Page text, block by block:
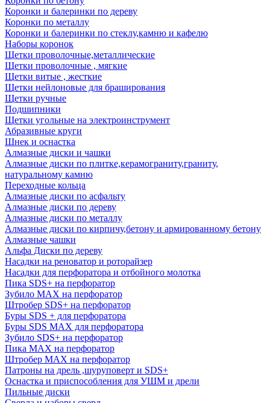
Коронки и балеринки по дереву
Коронки по металлу
Коронки и балеринки по стеклу,камню и кафелю
Наборы коронок
Щетки проволочные,металлические
Щетки проволочные , мягкие
Щетки витые , жесткие
Щетки нейлоновые для браширования
Щетки ручные
Подшипники
Щетки угольные на электроинструмент
Абразивные круги
Шнек и оснастка
Алмазные диски и чашки
Алмазные диски по плитке,керамограниту,граниту,
натуральному камню
Переходные кольца
Алмазные диски по асфальту
Алмазные диски по дереву
Алмазные диски по металлу
Алмазные диски по кирпичу,бетону и армированному бетону
Алмазные чашки
Альфа Диски по дереву
Насадки на реноватор и роторайзер
Насадки для перфоратора и отбойного молотка
Пика SDS+ на перфоратор
Зубило MAX на перфоратор
Штробер SDS+ на перфоратор
Буры SDS + для перфоратора
Буры SDS MAX для перфоратора
Зубило SDS+ на перфоратор
Пика MAX на перфоратор
Штробер MAX на перфоратор
Патроны на дрель ,шуруповерт и SDS+
Оснастка и приспособления для УШМ и дрели
Пильные диски